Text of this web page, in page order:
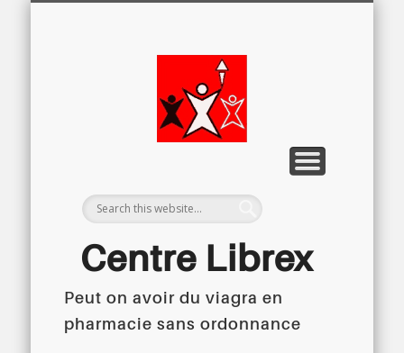
Centre Librex
Peut on avoir du viagra en
pharmacie sans ordonnance